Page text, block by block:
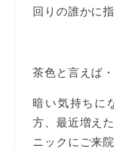
回りの誰かに
茶色と言えば
暗い気持ちに
方、最近増え
ニックにご来